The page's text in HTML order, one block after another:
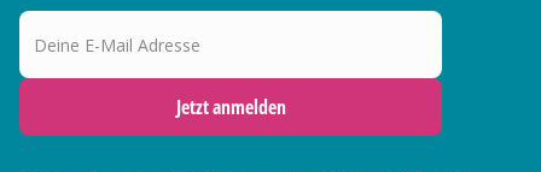
Deine E-Mail Adresse
Jetzt anmelden